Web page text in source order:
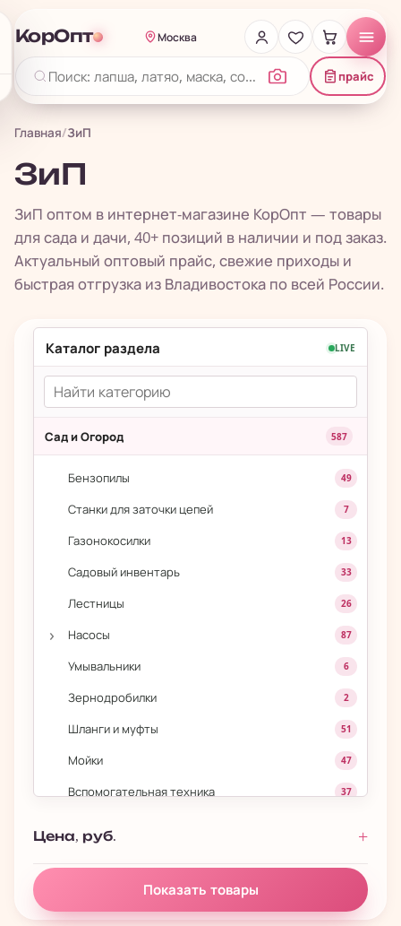
КорОпт Москва
прайс
Главная/ЗиП
ЗиП
ЗиП оптом в интернет-магазине КорОпт — товары
для сада и дачи, 40+ позиций в наличии и под заказ.
Актуальный оптовый прайс, свежие приходы и
быстрая отгрузка из Владивостока по всей России.
Каталог раздела LIVE
Сад и Огород 587
Бензопилы 49
Станки для заточки цепей 7
Газонокосилки 13
Садовый инвентарь 33
Лестницы 26
› Насосы 87
Умывальники 6
Зернодробилки 2
Шланги и муфты 51
Мойки 47
Вспомогательная техника 37
Снегоуборщики
Триммеры
Цена, руб.
Показать товары